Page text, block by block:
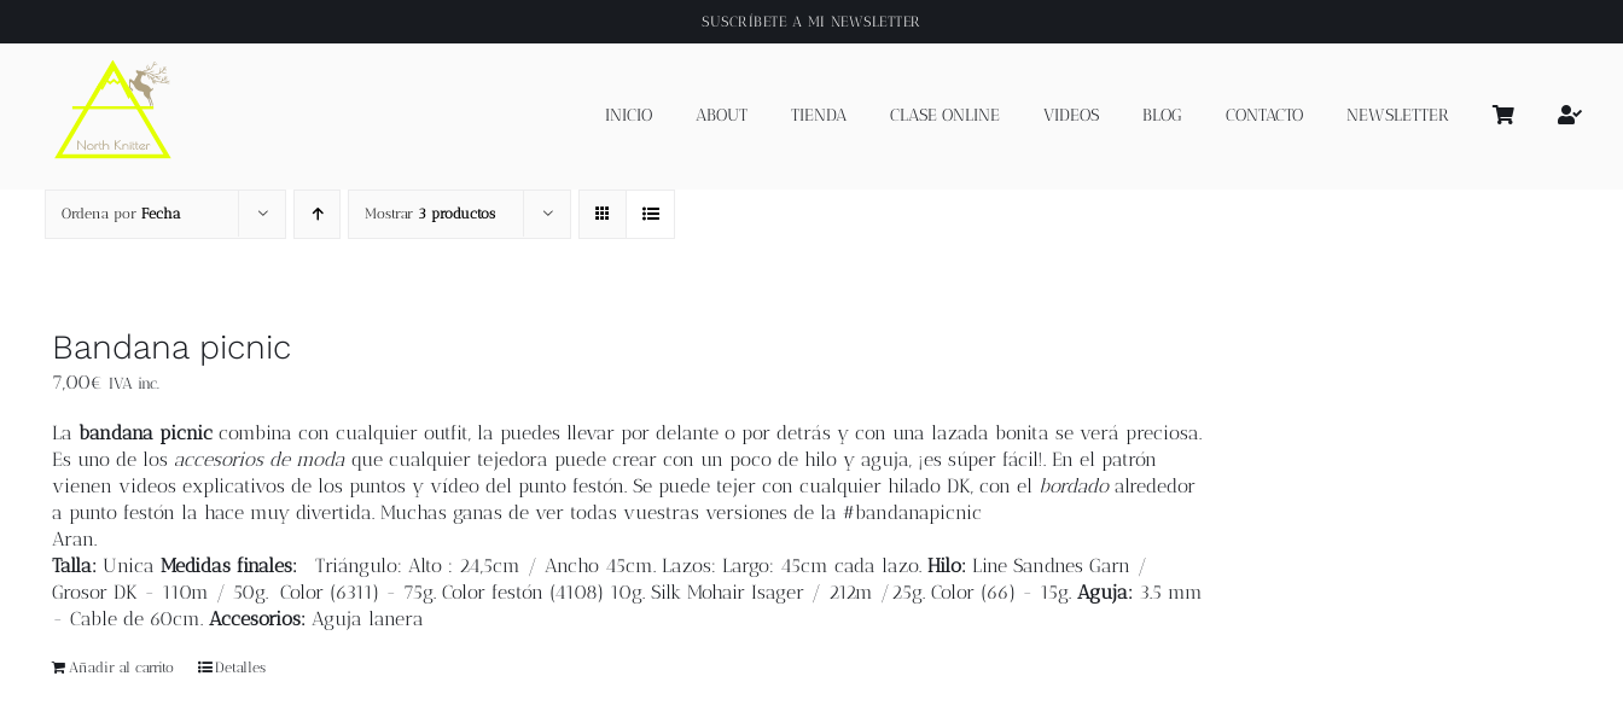
al
SUSCRÍBETE A MI NEWSLETTER
INICIO ABOUT TIENDA CLASE ONLINE VIDEOS BLOG CONTACTO NEWSLETTER
Ordena por Fecha Mostrar 3 productos
Bandana picnic
7,00€ IVA inc.
La bandana picnic combina con cualquier outfit, la puedes llevar por delante o por detrás y con una lazada bonita se verá preciosa.
Es uno de los accesorios de moda que cualquier tejedora puede crear con un poco de hilo y aguja, ¡es súper fácil!. En el patrón
vienen videos explicativos de los puntos y vídeo del punto festón. Se puede tejer con cualquier hilado DK, con el bordadoalrededor
a punto festón la hace muy divertida. Muchas ganas de ver todas vuestras versiones de la #bandanapicnic
Aran.
Talla: UnicaMedidas finales:Triángulo: Alto : 24,5cm / Ancho 45cm. Lazos: Largo: 45cm cada lazo.Hilo: Line Sandnes Garn /
Grosor DK - 110m / 50g. Color (6311) - 75g. Color festón (4108) 10g. Silk Mohair Isager / 212m /25g. Color (66) - 15g.Aguja: 3.5 mm
- Cable de 60cm.Accesorios:Aguja lanera
Añadir al carrito Detalles